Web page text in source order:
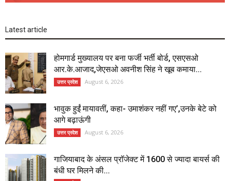
Latest article
होमगार्ड मुख्यालय पर बना फर्जी भर्ती बोर्ड, एसएसओ
आर.के.आजाद,जेएसओ अवनीश सिंह ने खूब कमाया...
उत्तर प्रदेश August 6, 2026
भावुक हुईं मायावतीं, कहा- उमाशंकर नहीं गए’,उनके बेटे को
आगे बढ़ाऊंगी
उत्तर प्रदेश August 6, 2026
गाजियाबाद के अंसल प्रॉजेक्ट में 1600 से ज्यादा बायर्स की
बंधी घर मिलने की...